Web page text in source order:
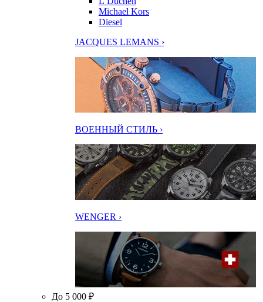
Michael Kors
Diesel
JACQUES LEMANS ›
ВОЕННЫЙ СТИЛЬ ›
WENGER ›
До 5 000 ₽